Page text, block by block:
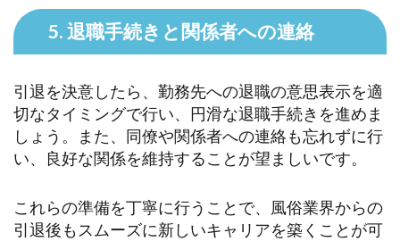
5. 退職手続きと関係者への連絡
引退を決意したら、勤務先への退職の意思表示を適
切なタイミングで行い、円滑な退職手続きを進めま
しょう。また、同僚や関係者への連絡も忘れずに行
い、良好な関係を維持することが望ましいです。
これらの準備を丁寧に行うことで、風俗業界からの
引退後もスムーズに新しいキャリアを築くことが可